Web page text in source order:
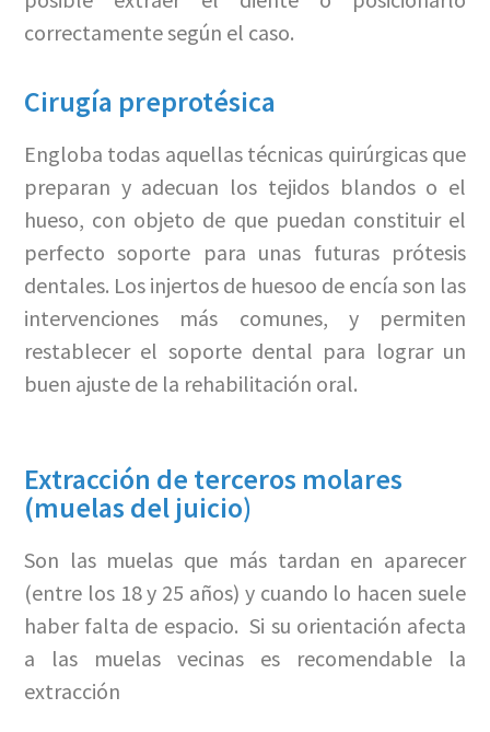
correctamente según el caso.
Cirugía preprotésica
Engloba todas aquellas técnicas quirúrgicas que
preparan y adecuan los tejidos blandos o el
hueso, con objeto de que puedan constituir el
perfecto soporte para unas futuras prótesis
dentales. Los injertos de huesoo de encía son las
intervenciones más comunes, y permiten
restablecer el soporte dental para lograr un
buen ajuste de la rehabilitación oral.
Extracción de terceros molares
(muelas del juicio)
Son las muelas que más tardan en aparecer
(entre los 18 y 25 años) y cuando lo hacen suele
haber falta de espacio. Si su orientación afecta
a las muelas vecinas es recomendable la
extracción